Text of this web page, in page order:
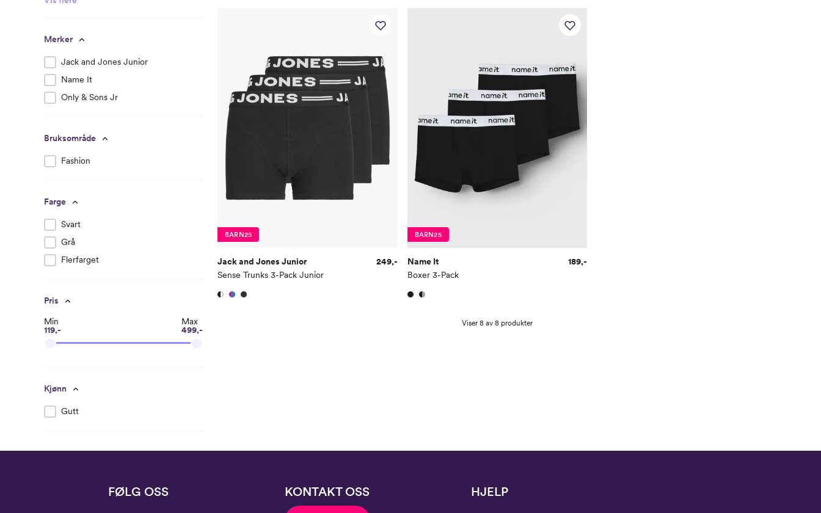
Merker
Jack and Jones Junior
Name It
Only & Sons Jr
Bruksområde
Fashion
Farge
Svart
Grå
Flerfarget
Pris
Min
119,-
Max
499,-
Kjønn
Gutt
BARN25
Jack and Jones Junior
Sense Trunks 3-Pack Junior
249,-
BARN25
Name It
Boxer 3-Pack
189,-
Viser 8 av 8 produkter
FØLG OSS KONTAKT OSS HJELP